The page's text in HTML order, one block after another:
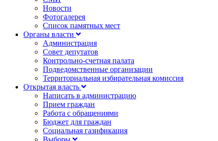
Новости
Фотогалерея
Список памятных мест
Органы власти
Администрация
Совет депутатов
Контрольно-счетная палата
Подведомственные организации
Территориальная избирательная комиссия
Открытая власть
Написать в администрацию
Прием граждан
Работа с обращениями
Бюджет для граждан
Социальная газификация
Выборы